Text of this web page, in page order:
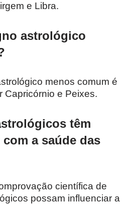
e Libra.
astrológico
menos comum é
Capricórnio e Peixes.
têm
a saúde das
científica de
possam influenciar a